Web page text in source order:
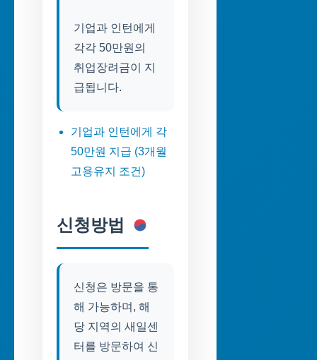
기업과 인턴에게
각각 50만원의
취업장려금이 지
급됩니다.
기업과 인턴에게 각
50만원 지급 (3개월
고용유지 조건)
신청방법
신청은 방문을 통
해 가능하며, 해
당 지역의 새일센
터를 방문하여 신